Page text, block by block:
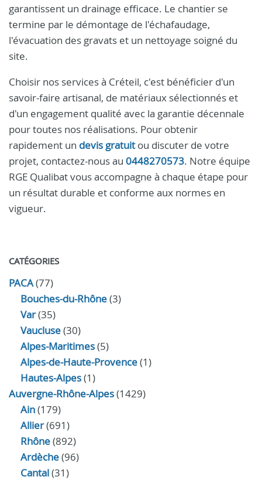
garantissent un drainage efficace. Le chantier se
termine par le démontage de l'échafaudage,
l'évacuation des gravats et un nettoyage soigné du
site.
Choisir nos services à Créteil, c'est bénéficier d'un
savoir-faire artisanal, de matériaux sélectionnés et
d'un engagement qualité avec la garantie décennale
pour toutes nos réalisations. Pour obtenir
rapidement un devis gratuitou discuter de votre
projet, contactez-nous au 0448270573. Notre équipe
RGE Qualibat vous accompagne à chaque étape pour
un résultat durable et conforme aux normes en
vigueur.
CATÉGORIES
PACA(77)
Bouches-du-Rhône(3)
Var(35)
Vaucluse(30)
Alpes-Maritimes(5)
Alpes-de-Haute-Provence(1)
Hautes-Alpes(1)
Auvergne-Rhône-Alpes(1429)
Ain(179)
Allier(691)
Rhône(892)
Ardèche(96)
Cantal(31)